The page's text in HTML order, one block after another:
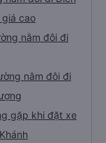
cao
nằm đôi đi
nằm đôi đi
gặp khi đặt xe